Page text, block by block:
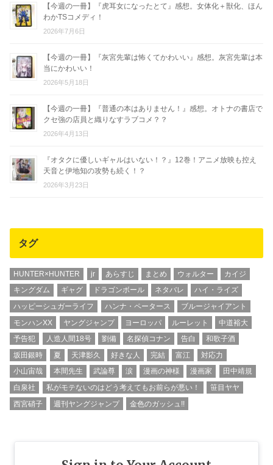
【今週の一冊】『虎耳女になったとて』感想。女体化＋獣化、ほん
わかTSコメディ！
2026年7月6日
【今週の一冊】『灰宮先輩は怖くてかわいい』感想。灰宮先輩は本
当にかわいい！
2026年5月18日
【今週の一冊】『普通の本はありません！』感想。オトナの書店で
クセ強の店員と織りなすラブコメ？？
2026年4月13日
『オタクに優しいギャルはいない！？』12巻！アニメ放映も控え
天音と伊地知の攻勢も続く！？
2026年3月23日
タグ
HUNTER×HUNTER jr あらすじ まとめ ウォルター
カイジ
キングダム
ギャグ ドラゴンボール ネタバレ
ハイ・ライズ
ハッピーシュガーライフ
ハンナ・ペータース
ブルージャイアント
モンハンXX
ヤングジャンプ ヨーロッパ ルーレット
中道裕大
予告犯
人造人間18号 劉備 名探偵コナン 告白
和歌子酒
坂田銀時
夏 天津影久 好きな人 完結 富江
対応力
小山宙哉
本間先生 武論尊 涙 漫画の神様 漫画家
田中靖規
白泉社
私がモテないのはどう考えてもお前らが悪い！
笹目ヤヤ
西宮硝子
週刊ヤングジャンプ 金色のガッシュ!!